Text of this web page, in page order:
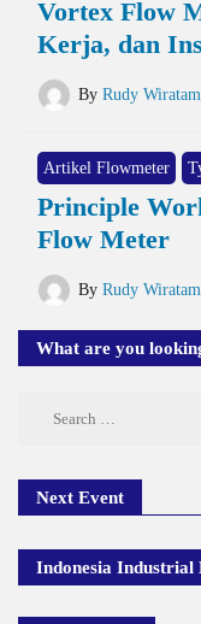
Vortex Flow
Kerja, dan
By Rudy
Artikel Flowmeter
Principle
Flow Meter
By Rudy
What are you
Next Event
Indonesia Industrial